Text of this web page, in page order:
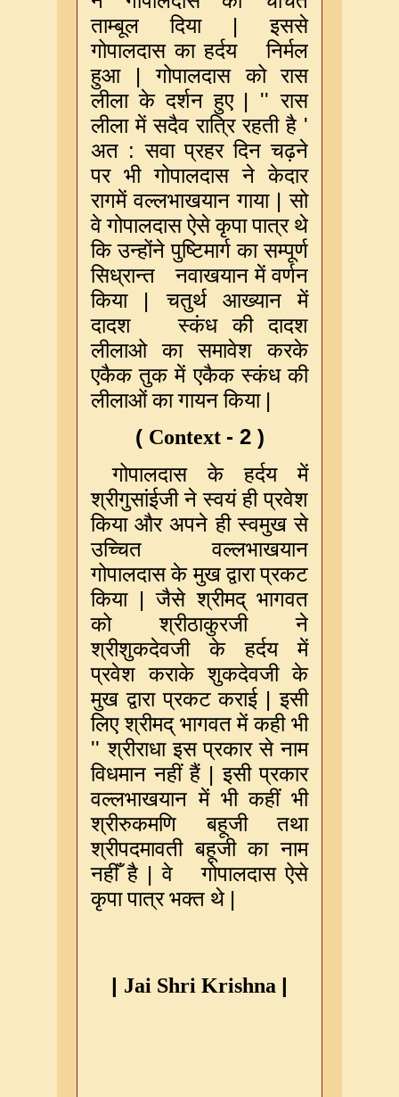
ताम्बूलदिया |इससे
गोपालदासकाहर्दय
निर्मल
हुआ |गोपालदासकोरास
लीलाकेदर्शनहुए | ''रास
लीलामेंसदैवरात्रिरहतीहै '
अत :सवाप्रहरदिनचढ़ने
पर भीगोपालदासनेकेदार
रागमेंवल्लभाखयानगाया |सो
वेगोपालदासऐसेकृपापात्र थे
किउन्होंनेपुष्टिमार्गकासम्पूर्ण
सिध्रान्त
नवाखयानमेंवर्णन
किया |चतुर्थ आख्यानमें
दादश
स्कंधकीदादश
लीलाओकासमावेशकरके
एकैकतुकमेंएकैकस्कंधकी
लीलाओंकागायनकिया |
( Context - 2 )
गोपालदासकेहर्दयमें
श्रीगुसांईजीनेस्वयंहीप्रवेश
कियाऔरअपनेहीस्वमुखसे
उच्चितवल्लभाखयान
गोपालदासकेमुखद्वाराप्रकट
किया |जैसेश्रीमद् भागवत
कोश्रीठाकुरजीने
श्रीशुकदेवजीकेहर्दयमें
प्रवेशकराकेशुकदेवजीके
मुखद्वाराप्रकटकराई |इसी
लिएश्रीमद् भागवतमेंकहीभी
''श्रीराधाइसप्रकारसेनाम
विधमाननहींहैं |इसीप्रकार
वल्लभाखयानमें भीकहीं भी
श्रीरुकमणिबहूजीतथा
श्रीपदमावतीबहूजीकानाम
नहीँहै |वे गोपालदासऐसे
कृपापात्रभक्त थे |
| Jai Shri Krishna |